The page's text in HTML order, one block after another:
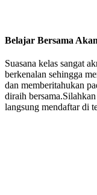
Belajar Bersama
Suasana kelas sangat
berkenalan sehingga
dan memberitahukan
diraih
langsung mendaftar di